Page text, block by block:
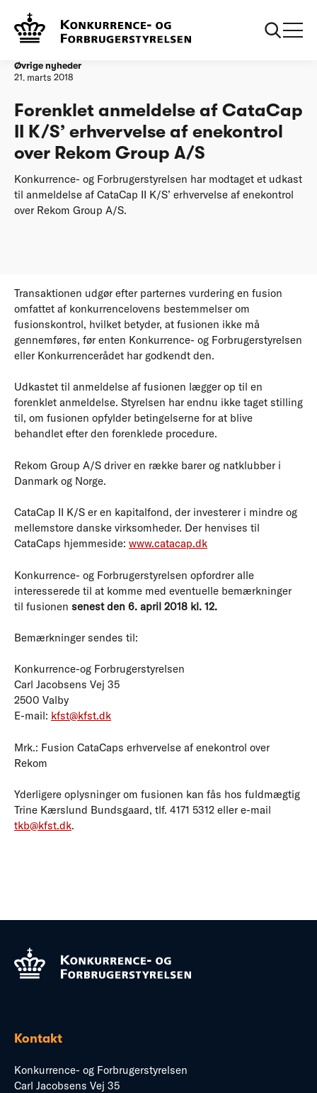
Forside
enekontrol over Rekom Group A/S
Øvrige nyheder
21. marts 2018
Forenklet anmeldelse af CataCap
II K/S’ erhvervelse af enekontrol
over Rekom Group A/S
Konkurrence- og Forbrugerstyrelsen har modtaget et udkast
til anmeldelse af CataCap II K/S’ erhvervelse af enekontrol
over Rekom Group A/S.
Transaktionen udgør efter parternes vurdering en fusion
omfattet af konkurrencelovens bestemmelser om
fusionskontrol, hvilket betyder, at fusionen ikke må
gennemføres, før enten Konkurrence- og Forbrugerstyrelsen
eller Konkurrencerådet har godkendt den.
Udkastet til anmeldelse af fusionen lægger op til en
forenklet anmeldelse. Styrelsen har endnu ikke taget stilling
til, om fusionen opfylder betingelserne for at blive
behandlet efter den forenklede procedure.
Rekom Group A/S driver en række barer og natklubber i
Danmark og Norge.
CataCap II K/S er en kapitalfond, der investerer i mindre og
mellemstore danske virksomheder. Der henvises til
CataCaps hjemmeside: www.catacap.dk
Konkurrence- og Forbrugerstyrelsen opfordrer alle
interesserede til at komme med eventuelle bemærkninger
til fusionen senest den 6. april 2018 kl. 12.
Bemærkninger sendes til:
Konkurrence-og Forbrugerstyrelsen
Carl Jacobsens Vej 35
2500 Valby
E-mail: kfst@kfst.dk
Mrk.: Fusion CataCaps erhvervelse af enekontrol over
Rekom
Yderligere oplysninger om fusionen kan fås hos fuldmægtig
Trine Kærslund Bundsgaard, tlf. 4171 5312 eller e-mail
tkb@kfst.dk.
Kontakt
Konkurrence- og Forbrugerstyrelsen
Carl Jacobsens Vej 35